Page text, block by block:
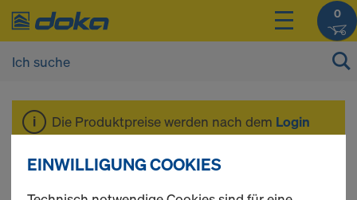
0
Die Produktpreise werden nach dem Login
angezeigt.
EINWILLIGUNG COOKIES